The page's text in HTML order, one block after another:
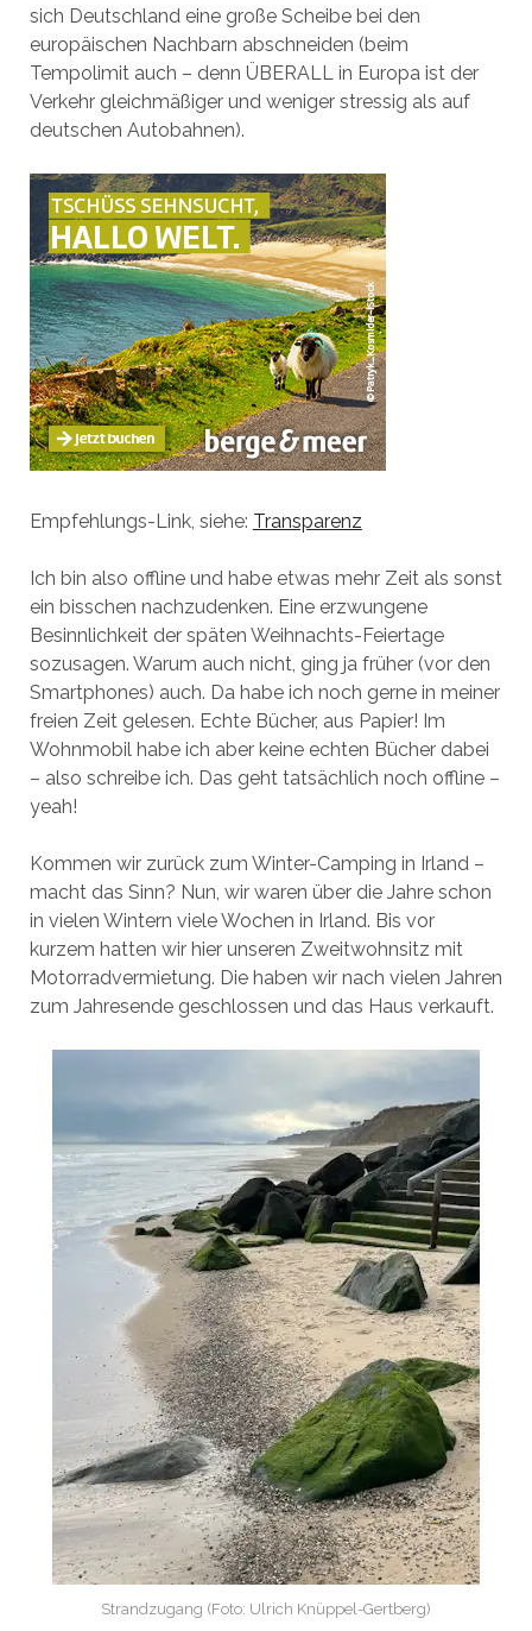
sich Deutschland eine große Scheibe bei den
europäischen Nachbarn abschneiden (beim
Tempolimit auch – denn ÜBERALL in Europa ist der
Verkehr gleichmäßiger und weniger stressig als auf
deutschen Autobahnen).
Empfehlungs-Link, siehe: Transparenz
Ich bin also offline und habe etwas mehr Zeit als sonst
ein bisschen nachzudenken. Eine erzwungene
Besinnlichkeit der späten Weihnachts-Feiertage
sozusagen. Warum auch nicht, ging ja früher (vor den
Smartphones) auch. Da habe ich noch gerne in meiner
freien Zeit gelesen. Echte Bücher, aus Papier! Im
Wohnmobil habe ich aber keine echten Bücher dabei
– also schreibe ich. Das geht tatsächlich noch offline –
yeah!
Kommen wir zurück zum Winter-Camping in Irland –
macht das Sinn? Nun, wir waren über die Jahre schon
in vielen Wintern viele Wochen in Irland. Bis vor
kurzem hatten wir hier unseren Zweitwohnsitz mit
Motorradvermietung. Die haben wir nach vielen Jahren
zum Jahresende geschlossen und das Haus verkauft.
Strandzugang (Foto: Ulrich Knüppel-Gertberg)